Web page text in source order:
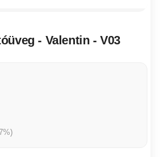
- Valentin - V03